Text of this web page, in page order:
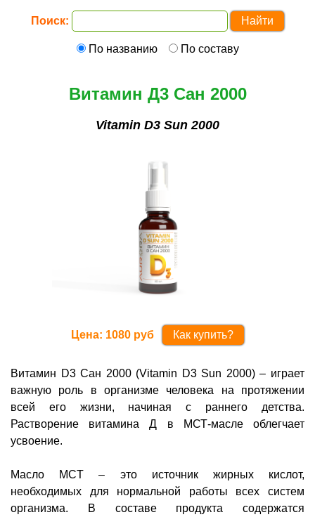
Поиск:
По названию По составу
Витамин Д3 Сан 2000
Vitamin D3 Sun 2000
Цена: 1080 руб Как купить?
Витамин D3 Сан 2000 (Vitamin D3 Sun 2000) – играет
важную роль в организме человека на протяжении
всей его жизни, начиная с раннего детства.
Растворение витамина Д в МСТ-масле облегчает
усвоение.
Масло MCT – это источник жирных кислот,
необходимых для нормальной работы всех систем
организма. В составе продукта содержатся